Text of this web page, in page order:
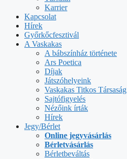
Karrier
Kapcsolat
Hírek
Győrkőcfesztivál
A Vaskakas
A bábszínház története
Ars Poetica
Díjak
Játszóhelyeink
Vaskakas Titkos Társaság
Sajtófigyelés
Nézőink írták
Hírek
Jegy/Bérlet
Online jegyvásárlás
Bérletvásárlás
Bérletbeváltás